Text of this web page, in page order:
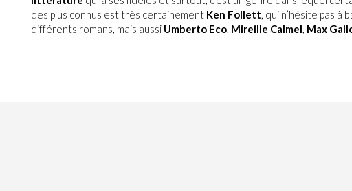
des plus connus est très certainement Ken Follett, qui n’hésite pas à
différents romans, mais aussi Umberto Eco, Mireille Calmel, Max